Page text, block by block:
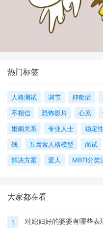
热门标签
人格测试 调节 抑郁症
不相信
恐怖影片 心累
婚姻关系
专业人士 稳定性
钱
五因素人格模型 面试
解决方案
爱人 MBTI分类
大家都在看
1 对媳妇好的婆婆有哪些表